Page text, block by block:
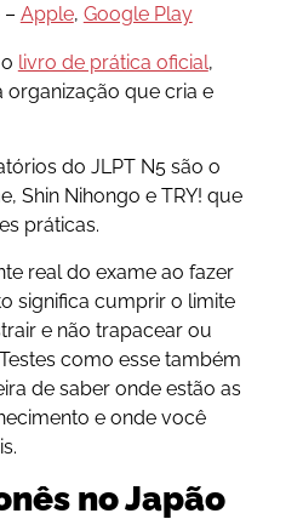
– Apple, Google Play
livro de prática oficial,
organização que cria e
do JLPT N5 são o
Shin Nihongo e TRY! que
práticas.
real do exame ao fazer
significa cumprir o limite
e não trapacear ou
como esse também
de saber onde estão as
e onde você
no Japão